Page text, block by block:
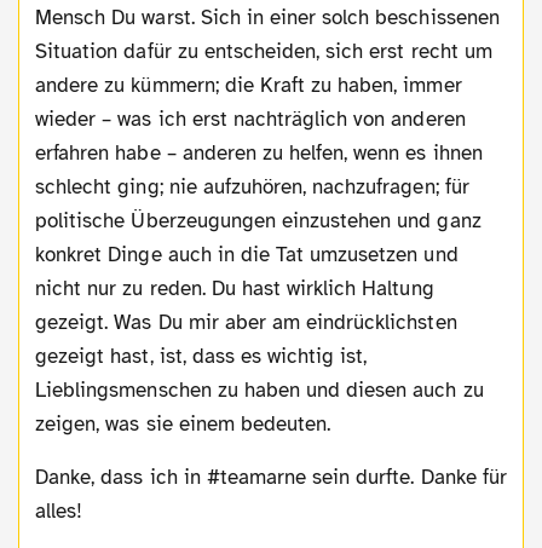
Mensch Du warst. Sich in einer solch beschissenen
Situation dafür zu entscheiden, sich erst recht um
andere zu kümmern; die Kraft zu haben, immer
wieder – was ich erst nachträglich von anderen
erfahren habe – anderen zu helfen, wenn es ihnen
schlecht ging; nie aufzuhören, nachzufragen; für
politische Überzeugungen einzustehen und ganz
konkret Dinge auch in die Tat umzusetzen und
nicht nur zu reden. Du hast wirklich Haltung
gezeigt. Was Du mir aber am eindrücklichsten
gezeigt hast, ist, dass es wichtig ist,
Lieblingsmenschen zu haben und diesen auch zu
zeigen, was sie einem bedeuten.
Danke, dass ich in #teamarne sein durfte. Danke für
alles!